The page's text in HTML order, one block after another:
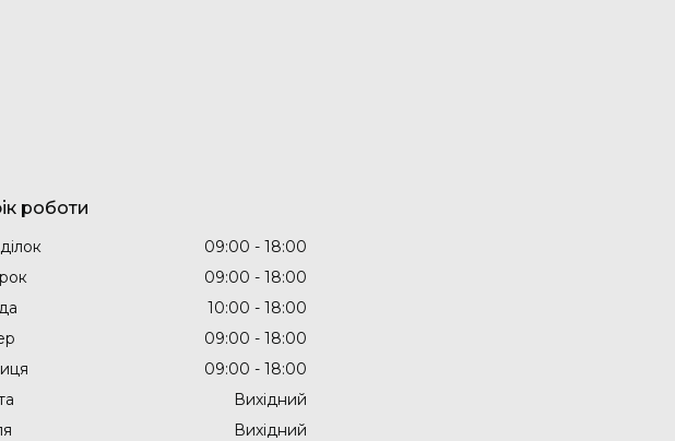
роботи
09:00
18:00
09:00
18:00
10:00
18:00
09:00
18:00
09:00
18:00
Вихідний
Вихідний